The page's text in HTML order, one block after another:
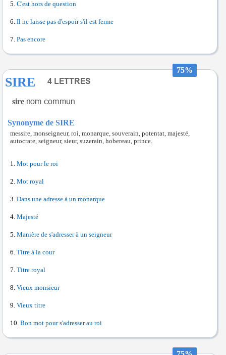
C'est hors de question
Il ne laisse pas d'espoir s'il est ferme
Pas encore
75%
SIRE
sire
Synonyme de SIRE
messire, monseigneur, roi, monarque, souverain, potentat, majesté,
autocrate, seigneur, sieur, suzerain, hobereau, prince.
Mot pour le roi
Mot royal
Dans une adresse à un monarque
Majesté
Manière de s'adresser à un seigneur
Titre à la cour
Titre royal
Vieux monsieur
Vieux titre
Bon mot pour s'adresser au roi